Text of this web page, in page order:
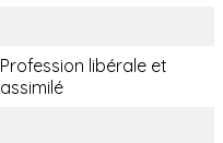
Profession libérale et
assimilé